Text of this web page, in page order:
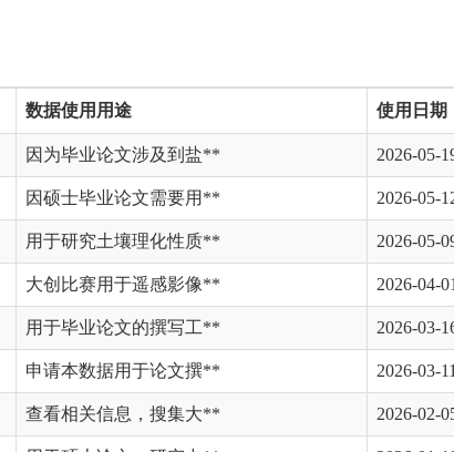
数据使用用途 使用日期
因为毕业论文涉及到盐** 2026-05-
因硕士毕业论文需要用** 2026-05-
用于研究土壤理化性质** 2026-05-
大创比赛用于遥感影像** 2026-04-01
用于毕业论文的撰写工** 2026-03-
申请本数据用于论文撰** 2026-03-11
查看相关信息，搜集大** 2026-02-